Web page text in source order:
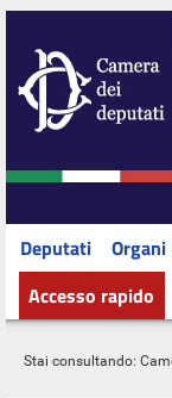
Deputati
Accesso rapido
Stai consultando: